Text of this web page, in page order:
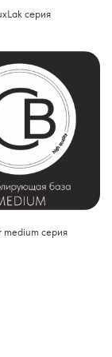
серия
medium серия